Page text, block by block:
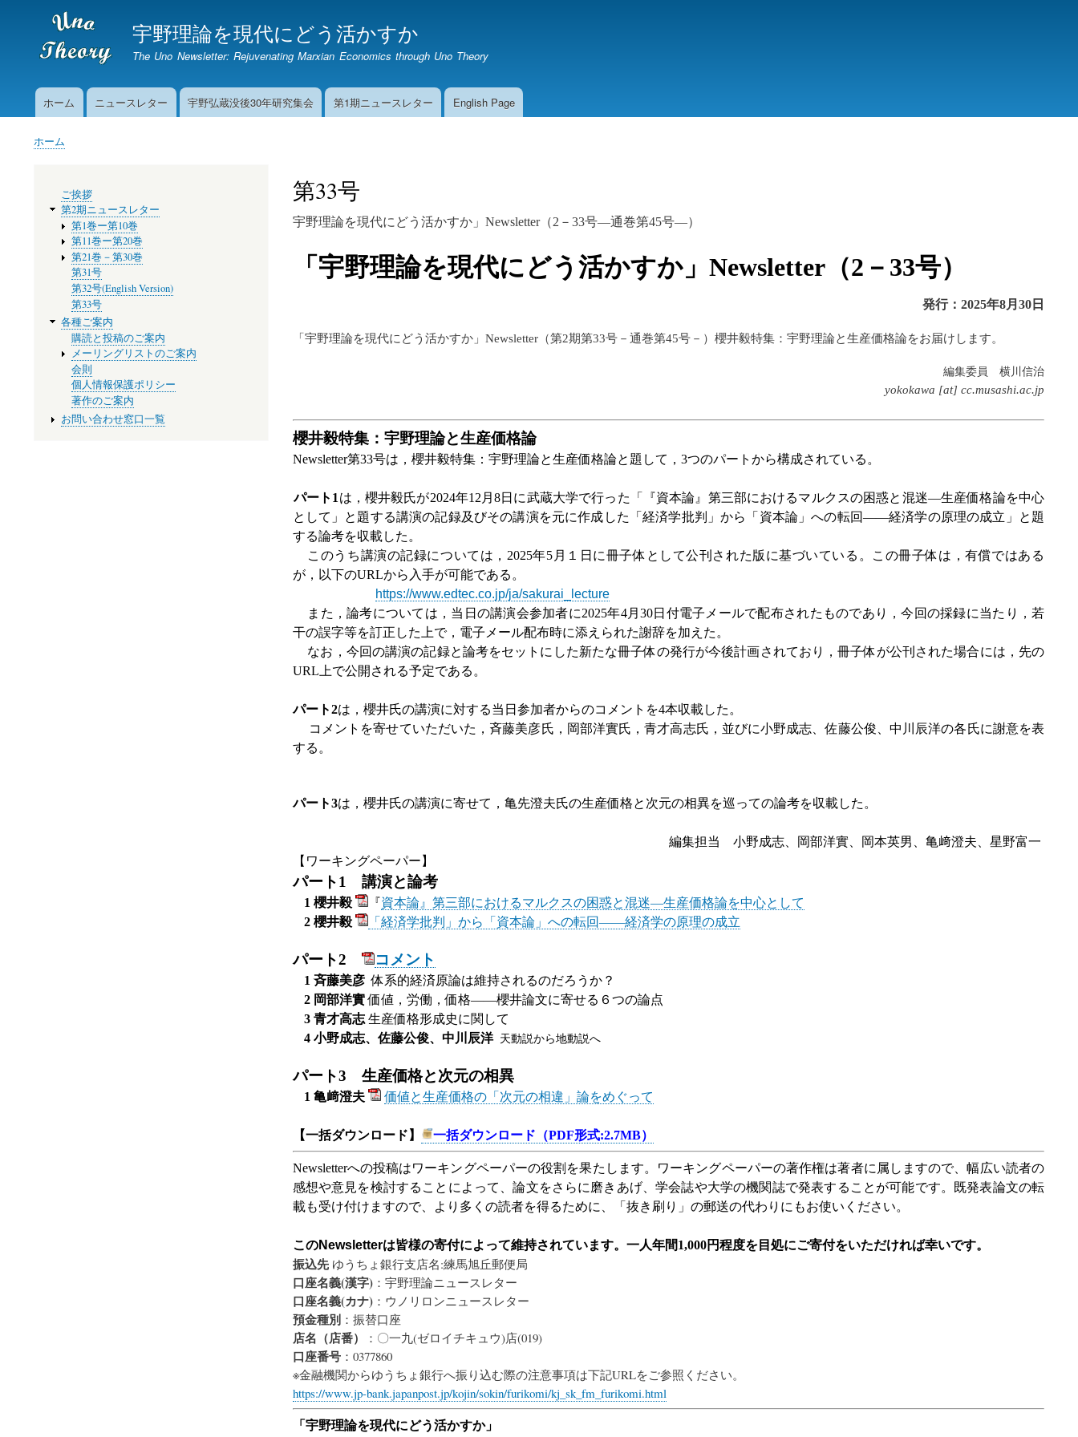
ン
宇野理論を現代にどう活かすか
The Uno Newsletter: Rejuvenating Marxian Economics through Uno Theory
Mainホーム ニュースレター 宇野弘蔵没後30年研究集会 第1期ニュースレター English Page
パ
ホーム
第33号
宇野理論を現代にどう活かすか」 Newsletter（2 － 33号—通巻第45号—）
「宇野理論を現代にどう活かすか」 Newsletter（2 － 33号）
発行：2025年8月30日
「宇野理論を現代にどう活かすか」 Newsletter（第2期第33号－通巻第45号－） 櫻井毅特集：宇野理論と生産価格論をお届けします。
編集委員 横川信治
yokokawa [at] cc.musashi.ac.jp
櫻井毅特集：宇野理論と生産価格論
Newsletter第33号は，櫻井毅特集：宇野理論と生産価格論と題して， 3つのパートから構成されている。
パート 1 は，櫻井毅氏が2024年12 月8日に武蔵大学で行った「『資本論』第三部におけるマルクスの困惑と混迷—生産価格論を中心
として」と題する講演の記録及びその講演を元に作成した「経済学批判」から「資本論」への転回――経済学の原理の成⽴」と題
する論考を収載した。
このうち講演の記録については， 2025年5 月１日に冊子体として公刊された版に基づいている。この冊子体は，有償ではある
が，以下のURLから入手が可能である。
https://www.edtec.co.jp/ja/sakurai_lecture
また，論考については，当日の講演会参加者に2025年4月30日付電子メールで配布されたものであり，今回の採録に当たり，若
干の誤字等を訂正した上で，電子メール配布時に添えられた謝辞を加えた。
なお，今回の講演の記録と論考をセットにした新たな冊子体の発行が今後計画されており，冊子体が公刊された場合には，先の
URL 上で公開される予定である。
パート2は，櫻井氏の講演に対する当日参加者からのコメントを4本収載した。
コメントを寄せていただいた，斉藤美彦氏，岡部洋實氏，青才高志氏，並びに小野成志、佐藤公俊、中川辰洋の各氏に謝意を表
する。
パート3は，櫻井氏の講演に寄せて，亀先澄夫氏の生産価格と次元の相異を巡っての論考を収載した。
編集担当 小野成志、岡部洋實、岡本英男、亀﨑澄夫、星野富一
【ワーキングペーパー】
パート1 講演と論考
1 櫻井毅 『資本論』第三部におけるマルクスの困惑と混迷—生産価格論を中心として
2 櫻井毅
「経済学批判」から「資本論」への転回――経済学の原理の成⽴
パート2 コメント
1 斉藤美彦 体系的経済原論は維持されるのだろうか？
2 岡部洋實価値，労働，価格――櫻井論文に寄せる６つの論点
3 青才高志 生産価格形成史に関して
4 小野成志、佐藤公俊、中川辰洋 天動説から地動説へ
パート3 生産価格と次元の相異
1 亀﨑澄夫 価値と生産価格の「次元の相違」論をめぐって
【一括ダウンロード】 一括ダウンロード（PDF形式:2.7MB）
Newsletterへの投稿はワーキングペーパーの役割を果たします。ワーキングペーパーの著作権は著者に属しますので、幅広い読者の
感想や意見を検討することによって、論文をさらに磨きあげ、学会誌や大学の機関誌で発表することが可能です。既発表論文の転
載も受け付けますので、より多くの読者を得るために、「抜き刷り」の郵送の代わりにもお使いください。
このNewsletterは皆様の寄付によって維持されています。一人年間1,000円程度を目処にご寄付をいただければ幸いです。
振込先ゆうちょ銀行支店名:練馬旭丘郵便局
口座名義(漢字)：宇野理論ニュースレター
口座名義(カナ)：ウノリロンニュースレター
預金種別：振替口座
店名（店番） ：〇一九(ゼロイチキュウ)店(019)
口座番号：0377860
※金融機関からゆうちょ銀行へ振り込む際の注意事項は下記URLをご参照ください。
https://www.jp-bank.japanpost.jp/kojin/sokin/furikomi/kj_sk_fm_furikomi.html
「宇野理論を現代にどう活かすか」
ニ
ュ
ー
ご挨拶
第2期ニュースレター
第1巻ー第10巻
第11巻ー第20巻
第21巻－第30巻
第31号
第32号(English Version)
第33号
各種ご案内
購読と投稿のご案内
メーリングリストのご案内
会則
個人情報保護ポリシー
著作のご案内
お問い合わせ窓口一覧